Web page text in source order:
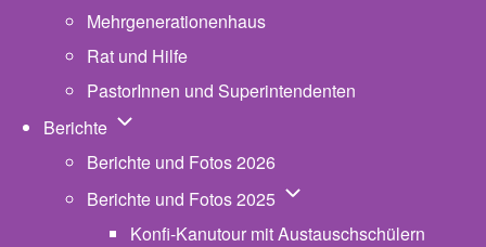
Mehrgenerationenhaus
Rat und Hilfe
PastorInnen und Superintendenten
Berichte Unternavigation von Berichte
Berichte und Fotos 2026
Berichte und Fotos 2025 Unternavigation von
Konfi-Kanutour mit Austauschschülern